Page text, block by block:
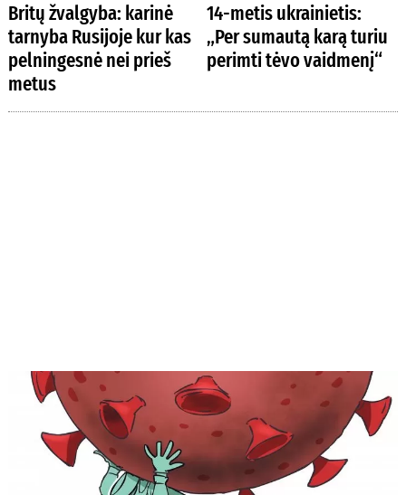
Britų žvalgyba: karinė
tarnyba Rusijoje kur kas
pelningesnė nei prieš
metus
14-metis ukrainietis:
„Per sumautą karą turiu
perimti tėvo vaidmenį“